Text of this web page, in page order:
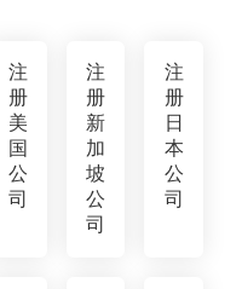
注
册
美
国
公
司
注
册
新
加
坡
公
司
注
册
日
本
公
司